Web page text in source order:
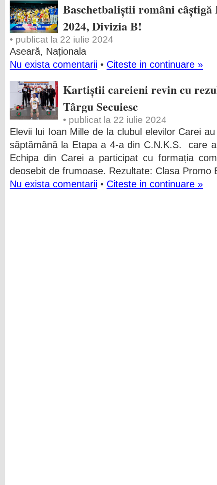
Baschetbaliștii români
2024, Divizia B!
• publicat la 22 iulie 2024
Aseară, Naționala
Nu exista comentarii • Citeste in continuare »
Kartiștii careieni revin cu
Târgu Secuiesc
• publicat la 22 iulie 2024
Elevii lui Ioan Mille de la clubul elevilor Carei
săptămână la Etapa a 4-a din C.N.K.S. care
Echipa din Carei a participat cu formația
deosebit de frumoase. Rezultate: Clasa Promo
Nu exista comentarii • Citeste in continuare »